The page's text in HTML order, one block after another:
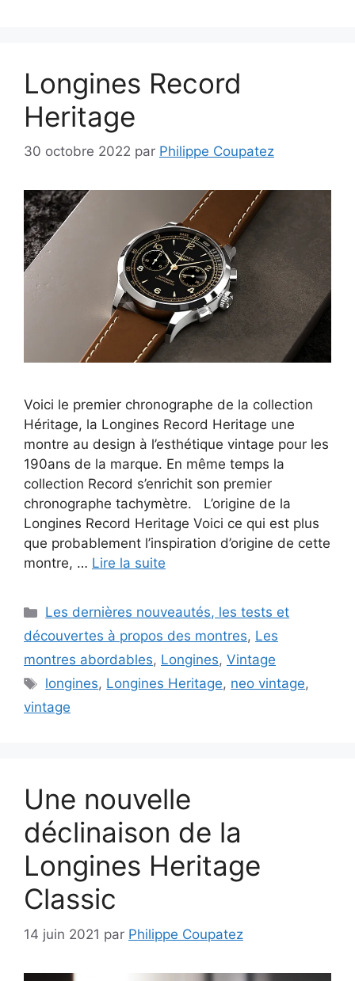
Longines Record
Heritage
30 octobre 2022 par Philippe Coupatez
Voici le premier chronographe de la collection
Héritage, la Longines Record Heritage une
montre au design à l’esthétique vintage pour les
190ans de la marque. En même temps la
collection Record s’enrichit son premier
chronographe tachymètre. L’origine de la
Longines Record Heritage Voici ce qui est plus
que probablement l’inspiration d’origine de cette
montre, … Lire la suite
Catégories
Les dernières nouveautés, les tests et
découvertes à propos des montres, Les
montres abordables, Longines, Vintage
Étiquettes
longines, Longines Heritage, neo vintage,
vintage
Une nouvelle
déclinaison de la
Longines Heritage
Classic
14 juin 2021 par Philippe Coupatez